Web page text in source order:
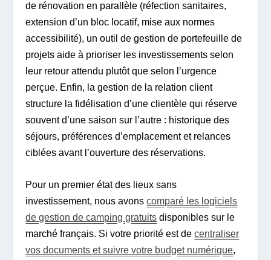
de rénovation en parallèle (réfection sanitaires,
extension d’un bloc locatif, mise aux normes
accessibilité), un outil de gestion de portefeuille de
projets aide à prioriser les investissements selon
leur retour attendu plutôt que selon l’urgence
perçue. Enfin, la gestion de la relation client
structure la fidélisation d’une clientèle qui réserve
souvent d’une saison sur l’autre : historique des
séjours, préférences d’emplacement et relances
ciblées avant l’ouverture des réservations.
Pour un premier état des lieux sans
investissement, nous avonscomparé les logiciels
de gestion de camping gratuits disponibles sur le
marché français. Si votre priorité est decentraliser
vos documents et suivre votre budget numérique,